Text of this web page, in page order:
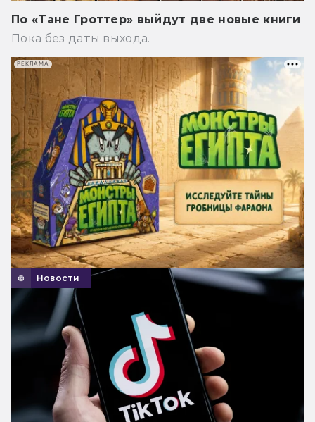
По «Тане Гроттер» выйдут две новые книги
Пока без даты выхода.
Новости
РЕКЛАМА